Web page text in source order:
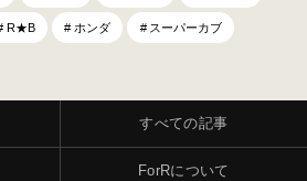
R★B ホンダ スーパーカブ
すべての記事
ForRについて